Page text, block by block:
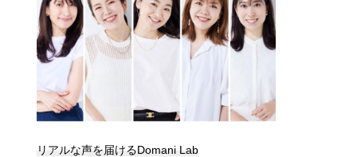
リアルな声を届けるDomani Lab